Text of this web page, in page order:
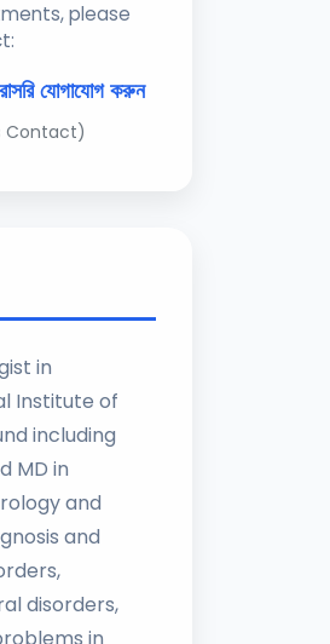
please
যোগাযোগ করুন
Contact)
in
Institute of
including
MD in
and
and
disorders,